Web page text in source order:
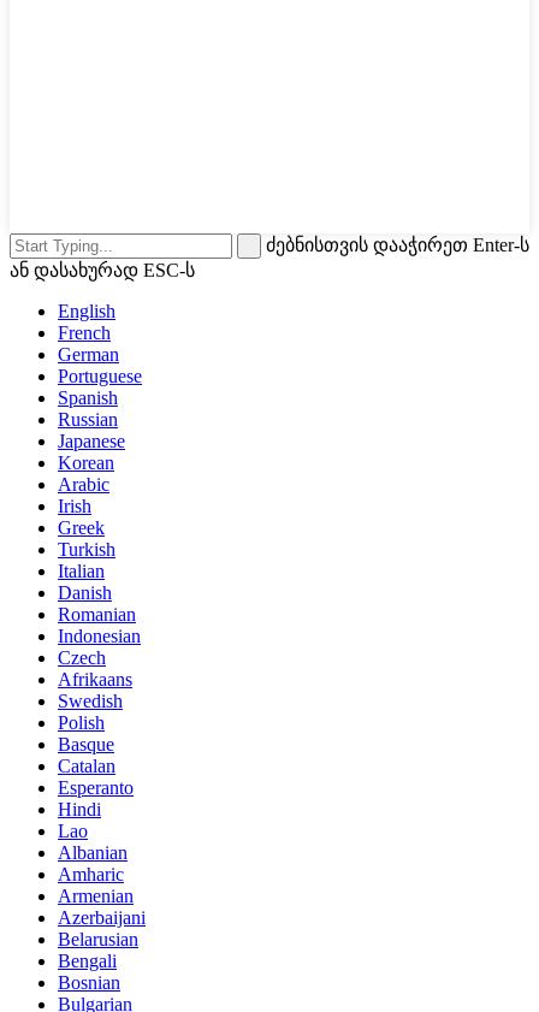
ძებნისთვის დააჭირეთ Enter-ს
ან დასახურად ESC-ს
English
French
German
Portuguese
Spanish
Russian
Japanese
Korean
Arabic
Irish
Greek
Turkish
Italian
Danish
Romanian
Indonesian
Czech
Afrikaans
Swedish
Polish
Basque
Catalan
Esperanto
Hindi
Lao
Albanian
Amharic
Armenian
Azerbaijani
Belarusian
Bengali
Bosnian
Bulgarian